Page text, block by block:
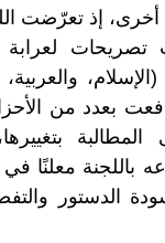
أخرى، إذ تعرّضت
لعرابة
بعدد من
باللجنة معلنًا
الدستور